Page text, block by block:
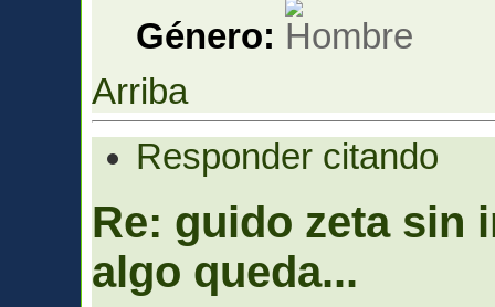
Género:
Arriba
Responder citando
Re: guido zeta sin
algo queda...